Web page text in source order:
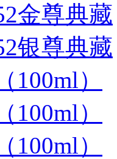
金尊典藏
银尊典藏
100ml）
100ml）
100ml）